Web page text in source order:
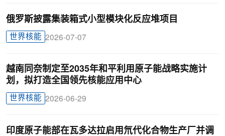
俄罗斯披露集装箱式小型模块化反应堆项目
世界核能 2026-07-07
越南同奈制定至2035年和平利用原子能战略实施计
划，拟打造全国领先核能应用中心
世界核能 2026-06-29
印度原子能部在瓦多达拉启用氘代化合物生产厂并调